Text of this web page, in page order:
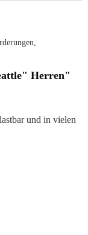
Herren"
und in vielen